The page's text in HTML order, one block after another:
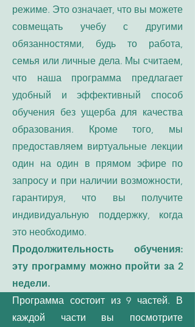
режиме. Это означает, что вы можете
совмещать учебу с другими
обязанностями, будь то работа,
семья или личные дела. Мы считаем,
что наша программа предлагает
удобный и эффективный способ
обучения без ущерба для качества
образования. Кроме того, мы
предоставляем виртуальные лекции
один на один в прямом эфире по
запросу и при наличии возможности,
гарантируя, что вы получите
индивидуальную поддержку, когда
это необходимо.
Продолжительность обучения:
эту программу можно пройти за 2
недели.
Программа состоит из 9 частей. В
каждой части вы посмотрите